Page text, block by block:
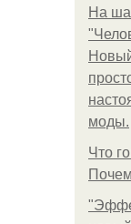
На
моды.
Что